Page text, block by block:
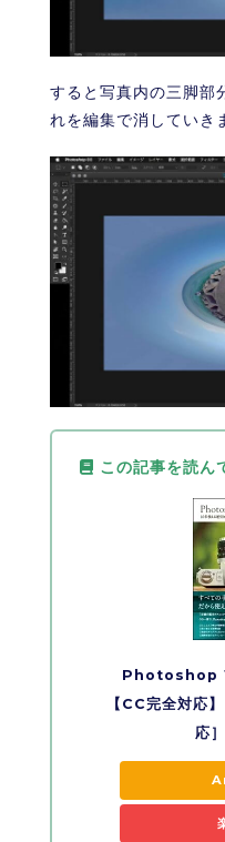
すると写真内の三脚部
れを編集で消していき
この記事を読ん
Photoshop
【CC完全対
応